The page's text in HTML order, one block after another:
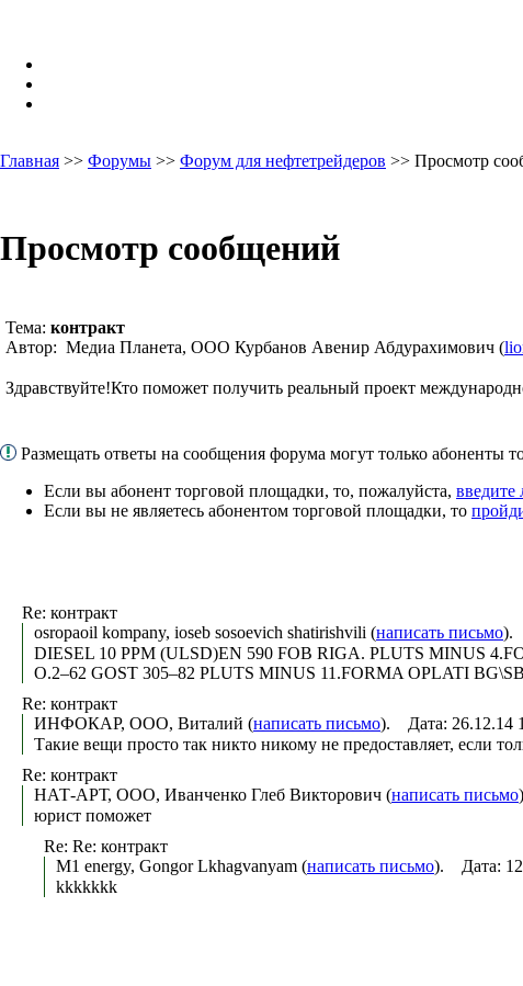
Главная >> Форумы >> Форум для нефтетрейдеров >> Просмотр
Просмотр сообщений
Тема: контракт
Автор: Медиа Планета, ООО Курбанов Авенир Абдурахимович (
Здравствуйте!Кто поможет получить реальный проект
Размещать ответы на сообщения форума могут только абоненты
Если вы абонент торговой площадки, то, пожалуйста, введите
Если вы не являетесь абонентом торговой площадки, то
Re: контракт
osropaoil kompany, ioseb sosoevich shatirishvili (написать письмо).
DIESEL 10 PPM (ULSD)EN 590 FOB RIGA. PLUTS MINUS
O.2–62 GOST 305–82 PLUTS MINUS 11.FORMA OPLATI
Re: контракт
ИНФОКАР, ООО, Виталий (написать письмо). Дата: 26.12.14
Такие вещи просто так никто никому не предоставляет, если
Re: контракт
НАТ-АРТ, ООО, Иванченко Глеб Викторович (написать письмо
юрист поможет
Re: Re: контракт
M1 energy, Gongor Lkhagvanyam (написать письмо). Дата:
kkkkkkk